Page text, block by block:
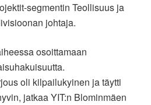
segmentin Teollisuus ja
johtaja.
osoittamaan
oli kilpailukyinen ja täytti
jatkaa YIT:n Blominmäen